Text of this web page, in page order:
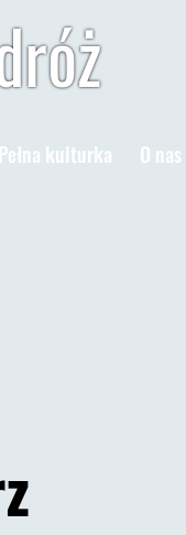
Pełna kulturka O nas